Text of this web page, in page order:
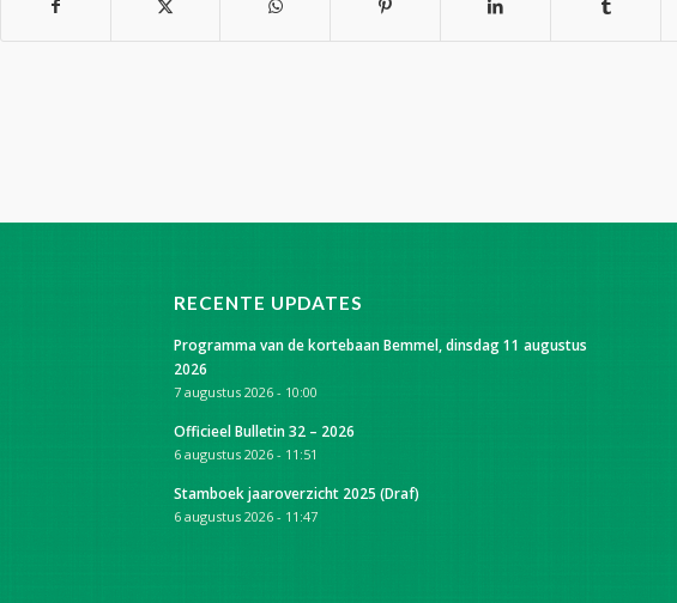
RECENTE UPDATES
Programma van de kortebaan Bemmel, dinsdag 11 augustus
2026
7 augustus 2026 - 10:00
Officieel Bulletin 32 – 2026
6 augustus 2026 - 11:51
Stamboek jaaroverzicht 2025 (Draf)
6 augustus 2026 - 11:47